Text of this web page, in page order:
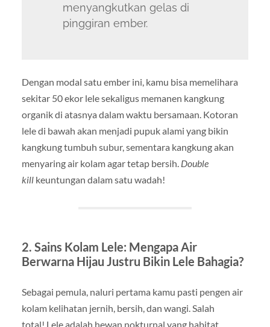
menyangkutkan gelas di
pinggiran ember.
Dengan modal satu ember ini, kamu bisa memelihara
sekitar 50 ekor lele sekaligus memanen kangkung
organik di atasnya dalam waktu bersamaan. Kotoran
lele di bawah akan menjadi pupuk alami yang bikin
kangkung tumbuh subur, sementara kangkung akan
menyaring air kolam agar tetap bersih. Double
killkeuntungan dalam satu wadah!
2. Sains Kolam Lele: Mengapa Air
Berwarna Hijau Justru Bikin Lele Bahagia?
Sebagai pemula, naluri pertama kamu pasti pengen air
kolam kelihatan jernih, bersih, dan wangi. Salah
total! Lele adalah hewan nokturnal yang habitat